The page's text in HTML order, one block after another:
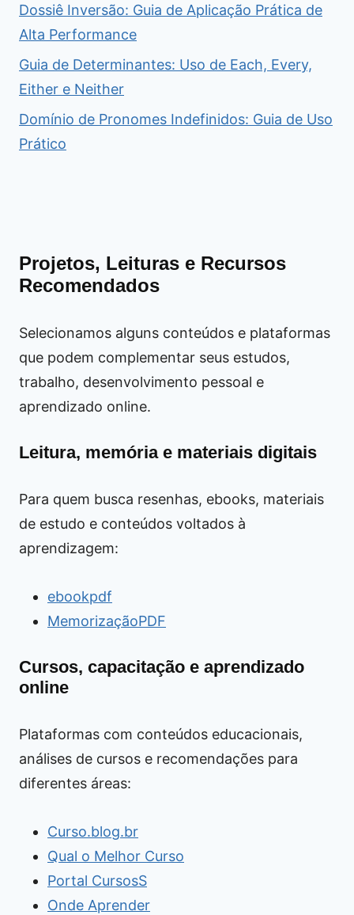
Dossiê Inversão: Guia de Aplicação Prática de
Alta Performance
Guia de Determinantes: Uso de Each, Every,
Either e Neither
Domínio de Pronomes Indefinidos: Guia de Uso
Prático
Projetos, Leituras e Recursos
Recomendados
Selecionamos alguns conteúdos e plataformas
que podem complementar seus estudos,
trabalho, desenvolvimento pessoal e
aprendizado online.
Leitura, memória e materiais digitais
Para quem busca resenhas, ebooks, materiais
de estudo e conteúdos voltados à
aprendizagem:
ebookpdf
MemorizaçãoPDF
Cursos, capacitação e aprendizado
online
Plataformas com conteúdos educacionais,
análises de cursos e recomendações para
diferentes áreas:
Curso.blog.br
Qual o Melhor Curso
Portal CursosS
Onde Aprender